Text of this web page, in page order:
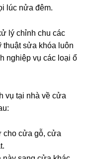
lúc nửa đêm.
lý chỉnh chu các
sửa khóa luôn
nghiệp vụ các loại ổ
vụ tại nhà về cửa
cho cửa gỗ, cửa